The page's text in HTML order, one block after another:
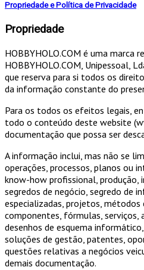
Propriedade e Política de Privacidade
Propriedade
HOBBYHOLO.COM é uma marca
HOBBYHOLO.COM, Unipessoal,
que reserva para si todos os
da informação constante do
Para os todos os efeitos legais,
todo o conteúdo deste website
documentação que possa ser
A informação inclui, mas não se
operações, processos, planos ou
know-how profissional, produção,
segredos de negócio, segredo de
especializadas, projetos,
componentes, fórmulas, serviços,
desenhos de esquema
soluções de gestão, patentes,
questões relativas a negócios
demais documentação.